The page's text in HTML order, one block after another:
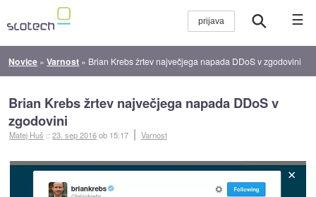
☰
Novice »Varnost » Brian Krebs žrtev največjega napada DDoS v zgodovini
Brian Krebs žrtev največjega napada DDoS v
zgodovini
Matej Huš ::23. sep 2016ob 15:17 Varnost